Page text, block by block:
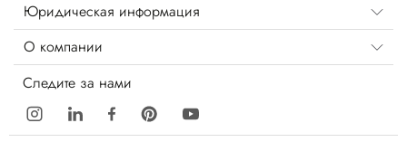
Юридическая информация
О компании
Следите за нами